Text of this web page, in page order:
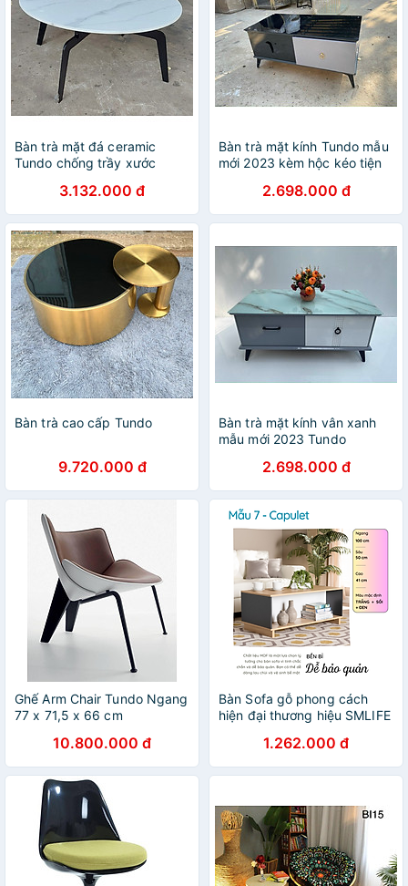
Bàn trà mặt đá ceramic
Tundo chống trầy xước
3.132.000 đ
Bàn trà mặt kính Tundo mẫu
mới 2023 kèm hộc kéo tiện
2.698.000 đ
Bàn trà cao cấp Tundo
9.720.000 đ
Bàn trà mặt kính vân xanh
mẫu mới 2023 Tundo
2.698.000 đ
Ghế Arm Chair Tundo Ngang
77 x 71,5 x 66 cm
10.800.000 đ
Bàn Sofa gỗ phong cách
hiện đại thương hiệu SMLIFE
và màu sắc)1.262.000 đ